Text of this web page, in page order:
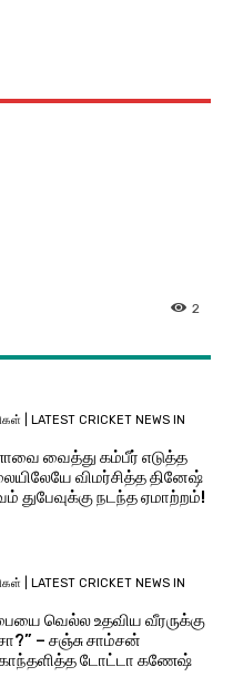
2
| LATEST CRICKET NEWS IN
வைத்து கம்பீர் எடுத்த
விமர்சித்த தினேஷ்
துபேவுக்கு நடந்த ஏமாற்றம்!
| LATEST CRICKET NEWS IN
வெல்ல உதவிய வீரருக்கு
– சஞ்சு சாம்சன்
டோட்டா கணேஷ்